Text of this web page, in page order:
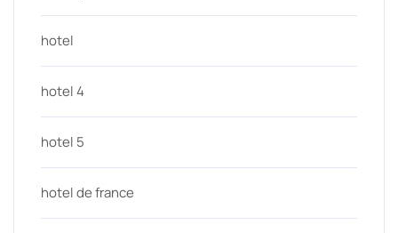
hotel
hotel 4
hotel 5
hotel de france